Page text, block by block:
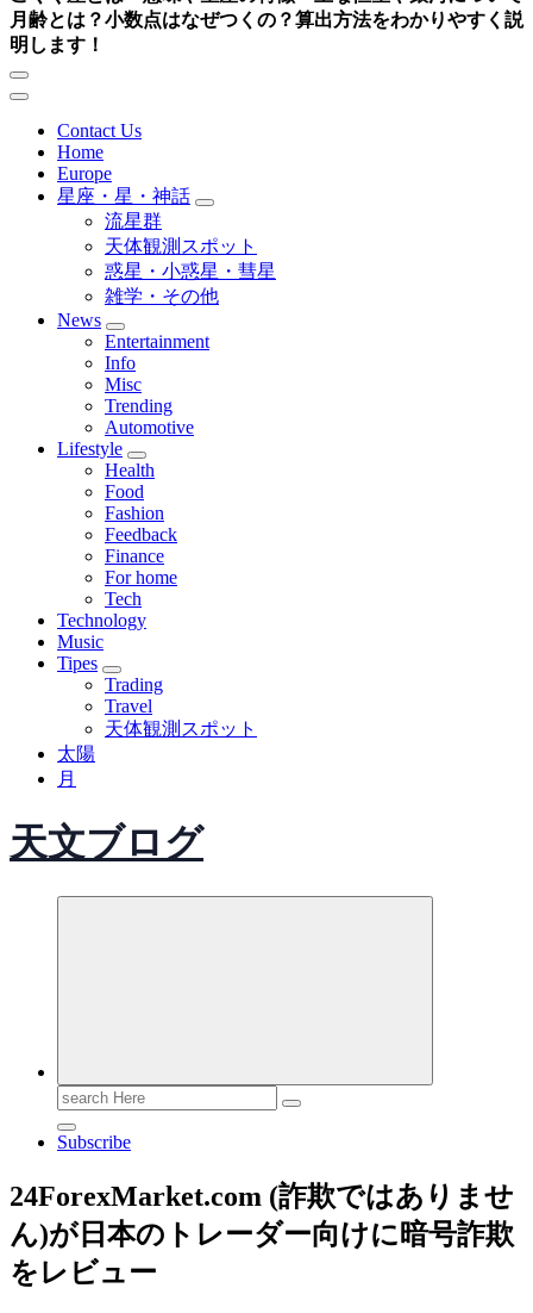
月齢とは？小数点はなぜつくの？算出方法をわかりやすく説
明します！
Contact Us
Home
Europe
星座・星・神話
流星群
天体観測スポット
惑星・小惑星・彗星
雑学・その他
News
Entertainment
Info
Misc
Trending
Automotive
Lifestyle
Health
Food
Fashion
Feedback
Finance
For home
Tech
Technology
Music
Tipes
Trading
Travel
天体観測スポット
太陽
月
天文ブログ
Search
for:
Subscribe
24ForexMarket.com (詐欺ではありませ
ん)が日本のトレーダー向けに暗号詐欺
をレビュー